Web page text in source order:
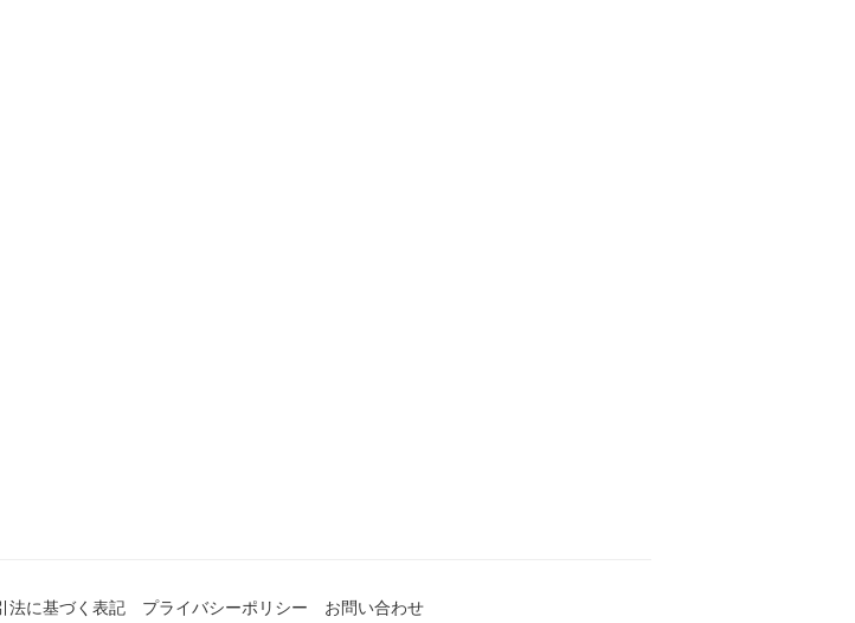
法に基づく表記 プライバシーポリシー お問い合わせ